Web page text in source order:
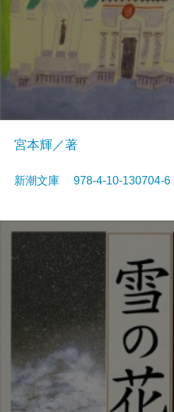
宮本輝／著
新潮文庫 978-4-10-